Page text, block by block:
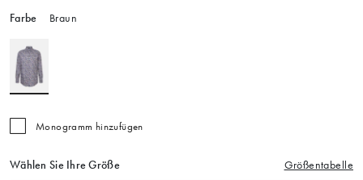
Farbe Braun
Monogramm hinzufügen
Wählen Sie Ihre Größe Größentabelle